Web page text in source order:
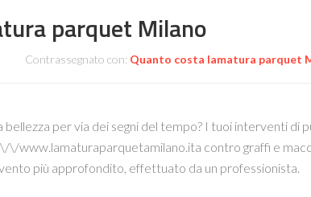
parquet Milano
Contrassegnato con: Quanto costa lamatura parquet
per via dei segni del tempo? I tuoi interventi di
\/www.lamaturaparquetamilano.ita contro graffi e
più approfondito, effettuato da un professionista.